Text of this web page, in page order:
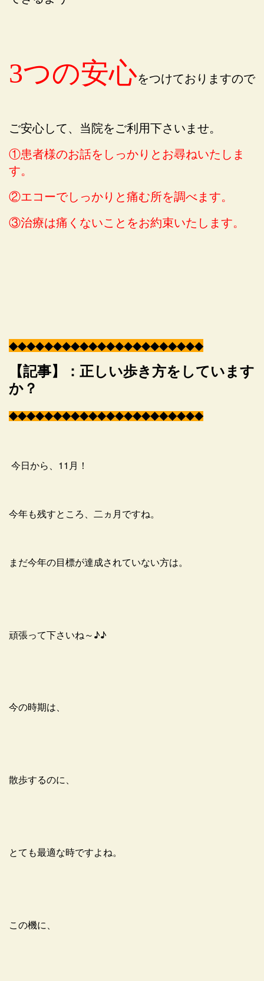
3つの安心をつけておりますので
ご安心して、当院をご利用下さいませ。
①患者様のお話をしっかりとお尋ねいたしま
す。
②エコーでしっかりと痛む所を調べます。
③治療は痛くないことをお約束いたします。
◆◆◆◆◆◆◆◆◆◆◆◆◆◆◆◆◆◆◆◆◆◆
【記事】：正しい歩き方をしています
か？
◆◆◆◆◆◆◆◆◆◆◆◆◆◆◆◆◆◆◆◆◆◆
今日から、11月！
今年も残すところ、二ヵ月ですね。
まだ今年の目標が達成されていない方は。
頑張って下さいね～♪♪
今の時期は、
散歩するのに、
とても最適な時ですよね。
この機に、